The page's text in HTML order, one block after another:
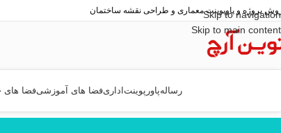
Skip to navigation
Skip to main content
پروژه و پاوپوینت معماری و طراحی نقشه ساختمان
رسالهپاورپوینت اداریفضا های آموزشیفضا های